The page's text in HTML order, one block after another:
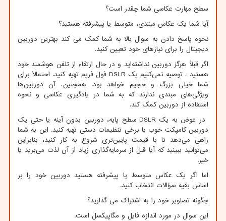
سطح مهارت عکاسی شما چقدر است؟
آیا شما یک عکاس مبتدی، متوسط ​​یا پیشرفته هستید؟
نحوه پاسخ دادن به سوال بالا به شما کمک می کند بهترین دوربین
دیجیتال را برای نیازهای خود تعیین کنید.
اگر قبلاً هرگز دوربین نداشته‌اید و در حال ارتقاء از تلفن هوشمند خود
هستید ، توصیه نمی‌کنیم یک DSLRفول فریم تهیه کنید. احتمالاً برای
شما خیلی بزرگ و حجیم خواهد بود. همچنین، آن دوربین‌ها
ویژگی‌های مبتدی ندارند که به شما در یادگیری عکاسی و نحوه
استفاده از دوربین کمک کند.
در عوض به یکDSLR سطح پایه، دوربین بدون آینه یا حتی یک
دوربین کامپکت خوب با برخی تنظیمات دستی تهیه کنید. این به شما
راهی می‌دهد تا با قیمت پایین‌تری شروع به کار کنید، بنابراین
می‌توانید ببینید که آیا قبل از سرمایه‌گذاری زیاد از آن لذت می‌برید یا
خیر.
اما اگر یک عکاس متوسط یا پیشرفته هستید دوربین خود را بر
اساس بقیه سؤالات انتخاب کنید.
چگونه تصاویر خود را به اشتراک می گذارید؟
این سوال در مورد اندازه فایل و مگاپیکسل است.